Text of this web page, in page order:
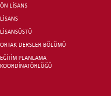
YATAY GEÇİŞ
ÖN LİSANS
LİSANS
LİSANSÜSTÜ
ORTAK DERSLER BÖLÜMÜ
EĞİTİM PLANLAMA
KOORDİNATÖRLÜĞÜ